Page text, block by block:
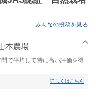
みんなの投稿を見る
本農場
で平均して特に高い評価を得
詳しくはこちら